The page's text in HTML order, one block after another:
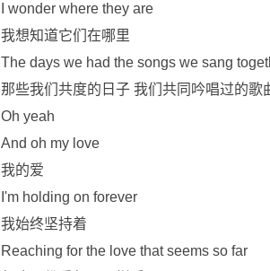
I wonder where they are
我想知道它们在哪里
The days we had the songs we sang
那些我们共度的日子 我们共同吟唱过的歌
Oh yeah
And oh my love
我的爱
I'm holding on forever
我始终坚持着
Reaching for the love that seems so far